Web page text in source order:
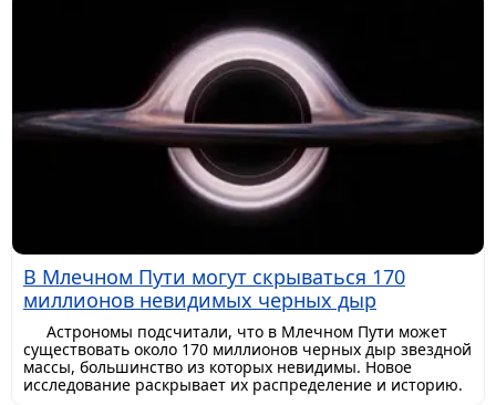
В Млечном Пути могут скрываться 170
миллионов невидимых черных дыр
Астрономы подсчитали, что в Млечном Пути может
существовать около 170 миллионов черных дыр звездной
массы, большинство из которых невидимы. Новое
исследование раскрывает их распределение и историю.